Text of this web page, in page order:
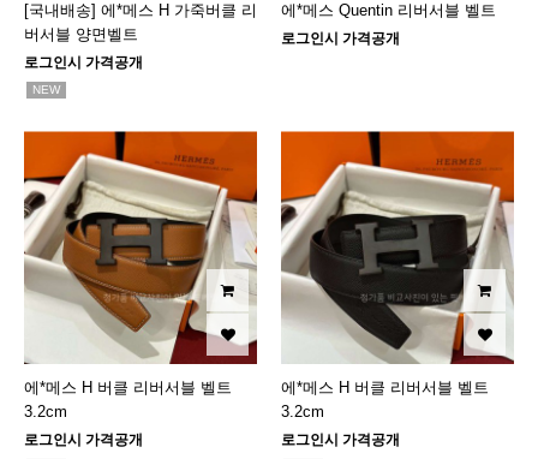
[국내배송] 에*메스 H 가죽버클 리
버서블 양면벨트
로그인시 가격공개
NEW
에*메스 Quentin 리버서블 벨트
로그인시 가격공개
에*메스 H 버클 리버서블 벨트
3.2cm
로그인시 가격공개
에*메스 H 버클 리버서블 벨트
3.2cm
로그인시 가격공개